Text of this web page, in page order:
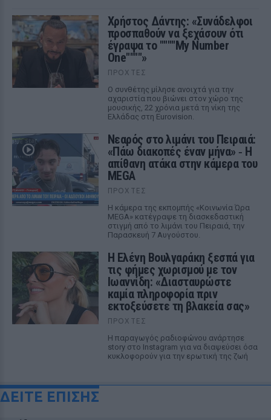
Χρήστος Δάντης: «Συνάδελφοι
προσπαθούν να ξεχάσουν ότι
έγραψα το """"My Number
One""""»
ΠΡΟΧΤΈΣ
Ο συνθέτης μίλησε ανοιχτά για την
αχαριστία που βιώνει στον χώρο της
μουσικής, 22 χρόνια μετά τη νίκη της
Ελλάδας στη Eurovision.
Νεαρός στο λιμάνι του Πειραιά:
«Πάω διακοπές έναν μήνα» ‑ Η
απίθανη ατάκα στην κάμερα του
MEGA
ΠΡΟΧΤΈΣ
Η κάμερα της εκπομπής «Κοινωνία Ώρα
MEGA» κατέγραψε τη διασκεδαστική
στιγμή από το λιμάνι του Πειραιά, την
Παρασκευή 7 Αυγούστου.
Η Ελένη Βουλγαράκη ξεσπά για
τις φήμες χωρισμού με τον
Ιωαννίδη: «Διασταυρώστε
καμία πληροφορία πριν
εκτοξεύσετε τη βλακεία σας»
ΠΡΟΧΤΈΣ
Η παραγωγός ραδιοφώνου ανάρτησε
story στο Instagram για να διαψεύσει όσα
κυκλοφορούν για την ερωτική της ζωή
ΔΕΙΤΕ ΕΠΙΣΗΣ